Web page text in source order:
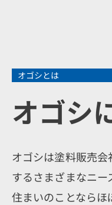
オゴシとは
オゴシ
オゴシは塗料販売
するさまざまなニー
住まいのことならほ